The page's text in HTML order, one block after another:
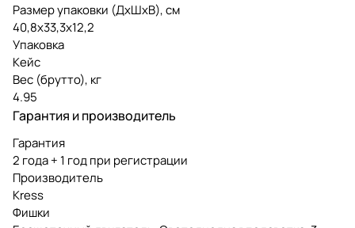
Размер упаковки (ДxШxВ), см
40,8x33,3x12,2
Упаковка
Кейс
Вес (брутто), кг
4.95
Гарантия и производитель
Гарантия
2 года + 1 год при регистрации
Производитель
Kress
Фишки